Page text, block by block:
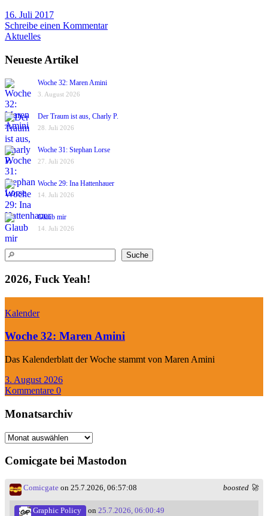
16. Juli 2017
Schreibe einen Kommentar
Aktuelles
Neueste Artikel
Woche 32: Maren Amini
3. August 2026
Der Traum ist aus, Charly P.
28. Juli 2026
Woche 31: Stephan Lorse
27. Juli 2026
Woche 29: Ina Hattenhauer
14. Juli 2026
Glaub mir
14. Juli 2026
Suchen Suche
2026, Fuck Yeah!
Kalender
Woche 32: Maren Amini
Das Kalenderblatt der Woche stammt von Maren Amini
3. August 2026
Kommentare 0
Monatsarchiv
Monatsarchiv
Comicgate bei Mastodon
boosted 🚀
Comicgate on 25.7.2026, 06:57:08
Graphic Policy on 25.7.2026, 06:00:49